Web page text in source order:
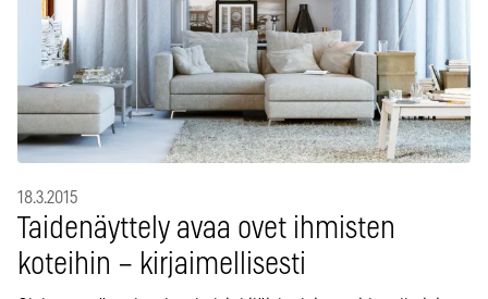
18.3.2015
Taidenäyttely avaa ovet ihmisten
koteihin – kirjaimellisesti